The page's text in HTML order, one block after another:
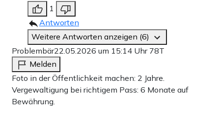
1
Antworten
Weitere Antworten anzeigen (6)
Problembär22.05.2026 um 15:14 Uhr 78T
Melden
Foto in der Öffentlichkeit machen: 2 Jahre.
Vergewaltigung bei richtigem Pass: 6 Monate auf
Bewährung.